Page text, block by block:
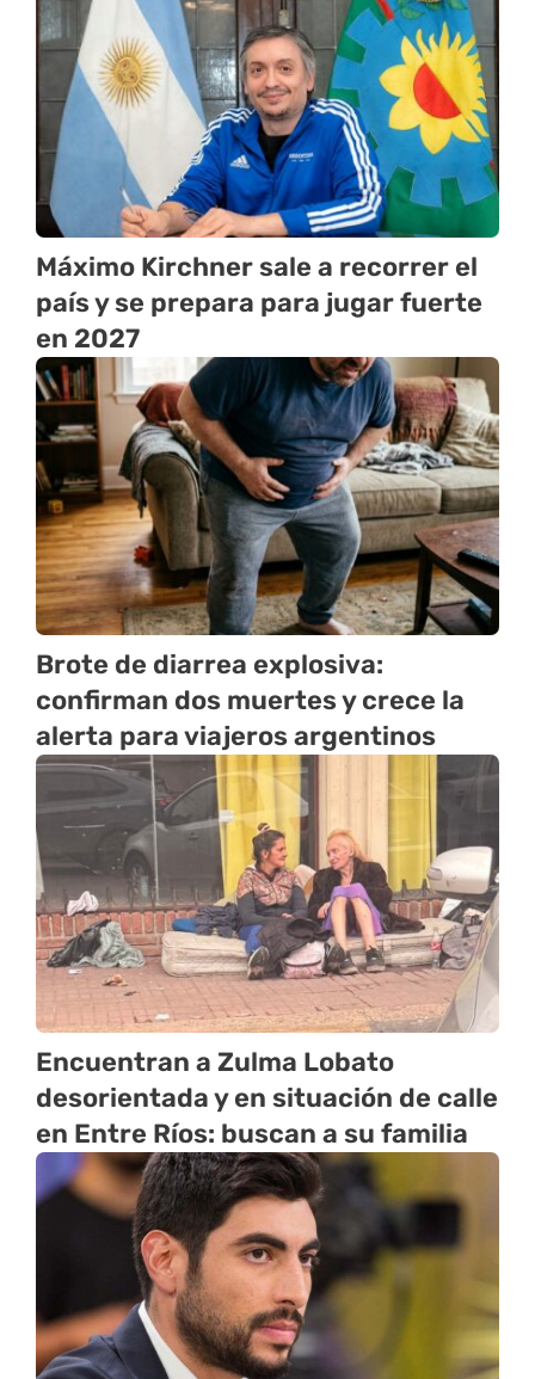
Máximo Kirchner sale a recorrer el
país y se prepara para jugar fuerte
en 2027
Brote de diarrea explosiva:
confirman dos muertes y crece la
alerta para viajeros argentinos
Encuentran a Zulma Lobato
desorientada y en situación de calle
en Entre Ríos: buscan a su familia